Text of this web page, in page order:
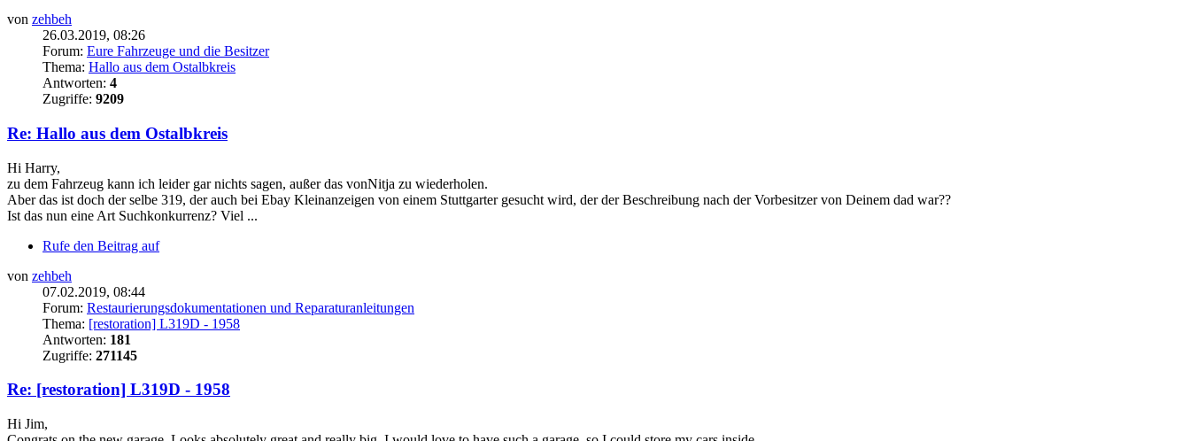
von zehbeh
26.03.2019, 08:26
Forum: Eure Fahrzeuge und die Besitzer
Thema: Hallo aus dem Ostalbkreis
Antworten: 4
Zugriffe: 9209
Re: Hallo aus dem Ostalbkreis
Hi Harry,
zu dem Fahrzeug kann ich leider gar nichts sagen, außer das vonNitja zu wiederholen.
Aber das ist doch der selbe 319, der auch bei Ebay Kleinanzeigen von einem Stuttgarter gesucht wird, der der Beschreibung nach der Vorbesitzer von Deinem dad war??
Ist das nun eine Art Suchkonkurrenz? Viel ...
Rufe den Beitrag auf
von zehbeh
07.02.2019, 08:44
Forum: Restaurierungsdokumentationen und Reparaturanleitungen
Thema: [restoration] L319D - 1958
Antworten: 181
Zugriffe: 271145
Re: [restoration] L319D - 1958
Hi Jim,